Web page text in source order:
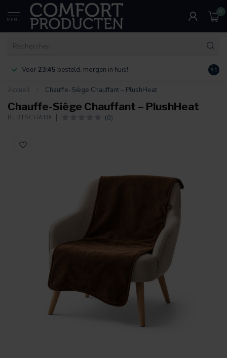
MENU
0
Voor 23:45 besteld, morgen in huis! 9.1
Accueil Chauffe-Siège Chauffant – PlushHeat
Chauffe-Siège Chauffant – PlushHeat
BERTSCHAT® (0)